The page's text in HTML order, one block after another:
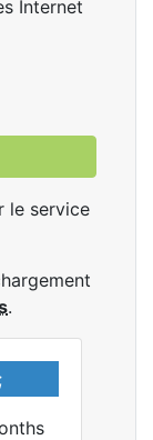
Internet
le service
.